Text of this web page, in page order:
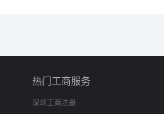
热门工商服务
深圳工商注册